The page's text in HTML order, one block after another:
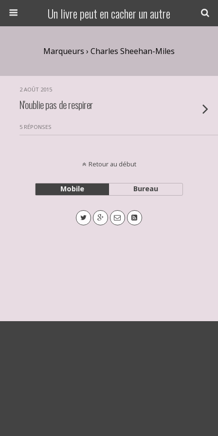
Un livre peut en cacher un autre
Marqueurs › Charles Sheehan-Miles
2 AOÛT 2015
N'oublie pas de respirer
5 RÉPONSES
Retour au début
Mobile Bureau